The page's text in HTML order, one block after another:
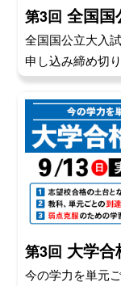
第3回 全国国
全国国公立大入
申し込み締め切
第3回 大学合
今の学力を単元